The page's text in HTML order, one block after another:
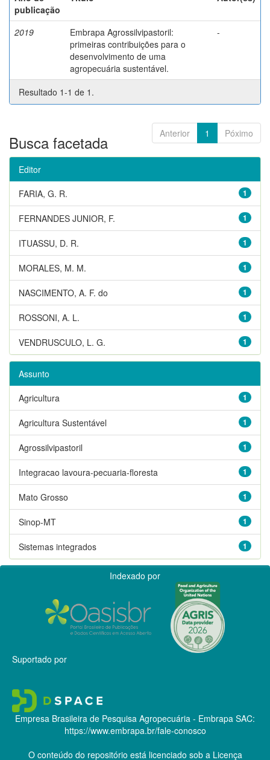
publicação
2019
Embrapa Agrossilvipastoril:
primeiras contribuições para o
desenvolvimento de uma
agropecuária sustentável.
-
Resultado 1-1 de 1.
Anterior 1 Póximo
Busca facetada
Editor
1
FARIA, G. R.
1
FERNANDES JUNIOR, F.
1
ITUASSU, D. R.
1
MORALES, M. M.
1
NASCIMENTO, A. F. do
1
ROSSONI, A. L.
1
VENDRUSCULO, L. G.
Assunto
1
Agricultura
1
Agricultura Sustentável
1
Agrossilvipastoril
1
Integracao lavoura-pecuaria-floresta
1
Mato Grosso
1
Sinop-MT
1
Sistemas integrados
Indexado por
Suportado por
Empresa Brasileira de Pesquisa Agropecuária - Embrapa SAC:
https://www.embrapa.br/fale-conosco
O conteúdo do repositório está licenciado sob a Licença